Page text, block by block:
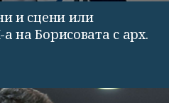
и сцени или
на Борисовата с арх.